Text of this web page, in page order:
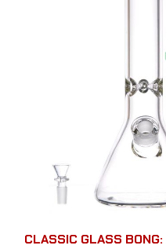
CLASSIC GLASS BONG: